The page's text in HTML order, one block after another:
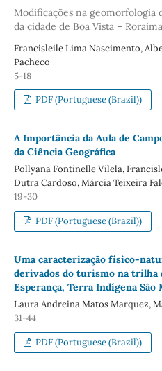
Modificações na geomorfologia
da cidade de Boa Vista –
Francisleile Lima Nascimento,
Pacheco
5-18
PDF (Portuguese (Brazil))
A Importância da Aula de
da Ciência Geográfica
Pollyana Fontinelle Vilela,
Dutra Cardoso, Márcia Teixeira
19-30
PDF (Portuguese (Brazil))
Uma caracterização físico-
derivados do turismo na trilha
Esperança, Terra Indígena
Laura Andreina Matos Marquez,
31-44
PDF (Portuguese (Brazil))